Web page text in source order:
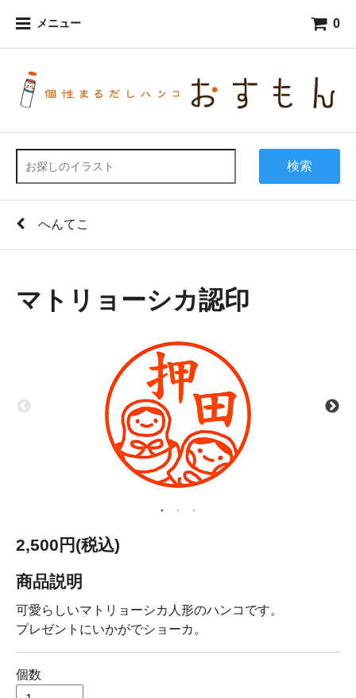
メニュー 0
検索
へんてこ
マトリョーシカ認印
2,500円(税込)
商品説明
可愛らしいマトリョーシカ人形のハンコです。
プレゼントにいかがでショーカ。
個数